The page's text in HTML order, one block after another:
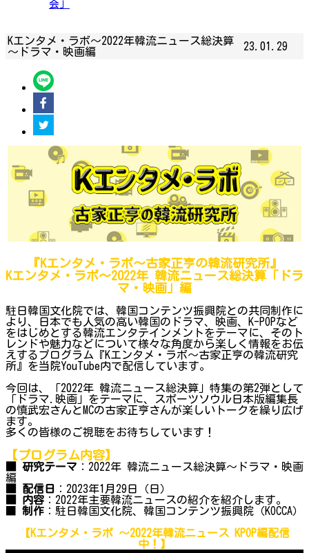
会」
Kエンタメ・ラボ～2022年韓流ニュース総決算
～ドラマ・映画編
23.01.29
『Kエンタメ・ラボ～古家正亨の韓流研究所』
Kエンタメ・ラボ～2022年 韓流ニュース総決算「ドラ
マ・映画」編
駐日韓国文化院では、韓国コンテンツ振興院との共同制作に
より、日本でも人気の高い韓国のドラマ、映画、K-POPなど
をはじめとする韓流エンタテインメントをテーマに、そのト
レンドや魅力などについて様々な角度から楽しく情報をお伝
えするプログラム『Kエンタメ・ラボ～古家正亨の韓流研究
所』を当院YouTube内で配信しています。
今回は、「2022年 韓流ニュース総決算」特集の第2弾として
「ドラマ.映画」をテーマに、スポーツソウル日本版編集長
の慎武宏さんとMCの古家正亨さんが楽しいトークを繰り広げ
ます。
多くの皆様のご視聴をお待ちしています！
【プログラム内容】
■ 研究テーマ ：2022年 韓流ニュース総決算～ドラマ・映画
編
■ 配信日
：2023年1月29日（日）
■ 内容 ：2022年主要韓流ニュースの紹介を紹介します。
制作 ：駐日韓国文化院、韓国コンテンツ振興院（KOCCA）
【Kエンタメ・ラボ ～2022年韓流ニュース KPOP編配信
中！】